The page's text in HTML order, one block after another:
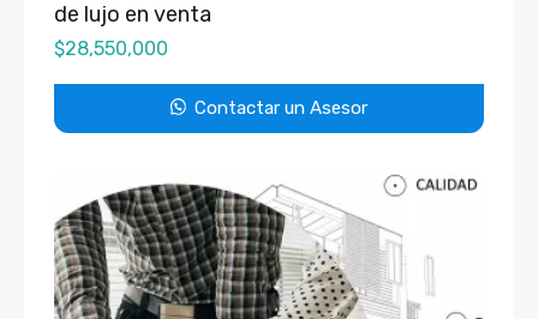
de lujo en venta
$28,550,000
Contactar un Asesor